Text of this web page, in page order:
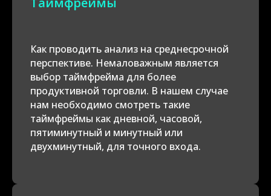
Как проводить анализ на среднесрочной
перспективе. Немаловажным является
выбор таймфрейма для более
продуктивной торговли. В нашем случае
нам необходимо смотреть такие
таймфреймы как дневной, часовой,
пятиминутный и минутный или
двухминутный, для точного входа.